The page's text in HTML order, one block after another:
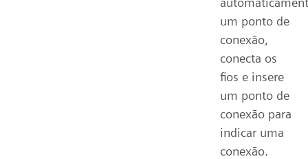
um ponto de
conexão,
conecta os
fios e insere
um ponto de
conexão para
indicar uma
conexão.